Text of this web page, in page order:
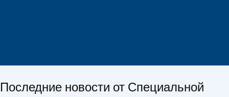
Последние новости от Специальной